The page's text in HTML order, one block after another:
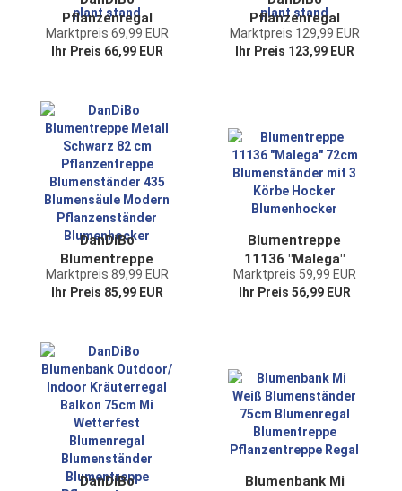
Pflanzenregal
Indoor Blumenregal
170 cm Hoch Metall
Blumentreppe Groß
Rund
Pflanzenständer
plant stand
Marktpreis 69,99 EUR
Ihr Preis 66,99 EUR
Pflanzenregal
Indoor Blumenregal
170 cm Hoch Metall
Rund
Pflanzenständer
plant stand
Marktpreis 129,99 EUR
Ihr Preis 123,99 EUR
DanDiBo
Blumentreppe
Metall Schwarz 82
cm Pflanzentreppe
Modern
Pflanzenständer
Blumenhocker
Marktpreis 89,99 EUR
Ihr Preis 85,99 EUR
Blumentreppe
11136 "Malega"
72cm
Blumenständer mit
Marktpreis 59,99 EUR
Ihr Preis 56,99 EUR
DanDiBo
Blumenbank Mi